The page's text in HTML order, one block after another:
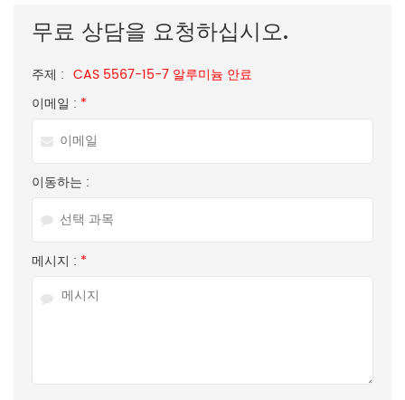
무료 상담을 요청하십시오.
주제 : CAS 5567-15-7 알루미늄 안료
이메일 : *
이동하는 :
메시지 : *